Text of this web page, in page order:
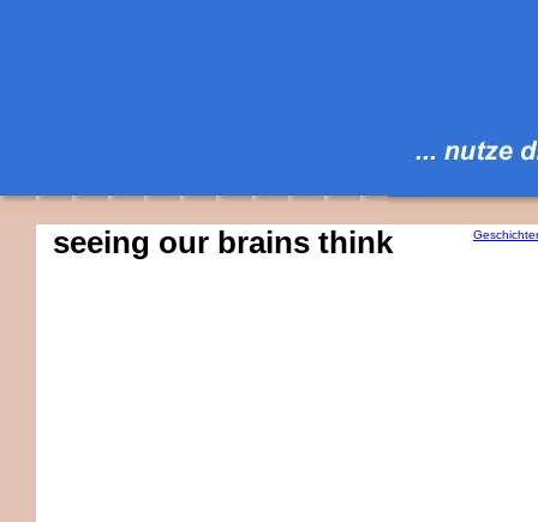
seeing our brains think